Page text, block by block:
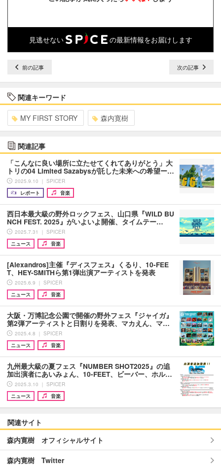
見逃せない の最新情報をお届けします
前の記事 次の記事
関連キーワード
MY FIRST STORY 森内寛樹
関連記事
「こんなに良い場所に立たせてくれてありがとう」大
トリの04 Limited Sazabysが託した未来への希望ー…
2025.9.10 ｜ SPICER
レポート
音楽
西日本最大級の野外ロックフェス、山口県『WILD BU
NCH FEST. 2025』がいよいよ開催、タイムテー…
2025.7.31 ｜ SPICER
ニュース
音楽
[Alexandros]主催『ディスフェス』くるり、10-FEE
T、HEY-SMITHら第1弾出演アーティストを発表
2025.6.9 ｜ SPICER
ニュース
音楽
大阪・万博記念公園で開催の野外フェス『ジャイガ』
第2弾アーティストと日割りを発表、マカえん、マ…
2025.4.8 ｜ SPICER
ニュース
音楽
九州最大級の夏フェス『NUMBER SHOT2025』の追
加出演者にあいみょん、10-FEET、ビーバー、ホル…
2025.3.10 ｜ SPICER
ニュース
音楽
関連サイト
森内寛樹 オフィシャルサイト
森内寛樹 Twitter